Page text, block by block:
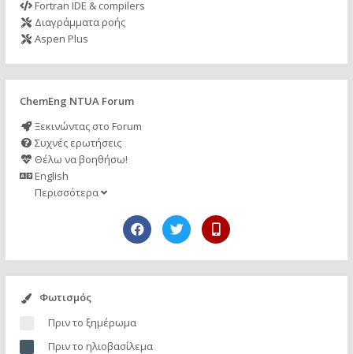
Fortran IDE & compilers
Διαγράμματα ροής
Aspen Plus
ChemEng NTUA Forum
Ξεκινώντας στο Forum
Συχνές ερωτήσεις
Θέλω να βοηθήσω!
English
Περισσότερα
Φωτισμός
Πριν το ξημέρωμα
Πριν το ηλιοβασίλεμα